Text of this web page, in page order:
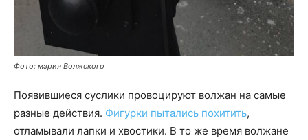
Фото: мэрия Волжского
Появившиеся суслики провоцируют волжан на самые
разные действия. Фигурки пытались похитить,
отламывали лапки и хвостики. В то же время волжане